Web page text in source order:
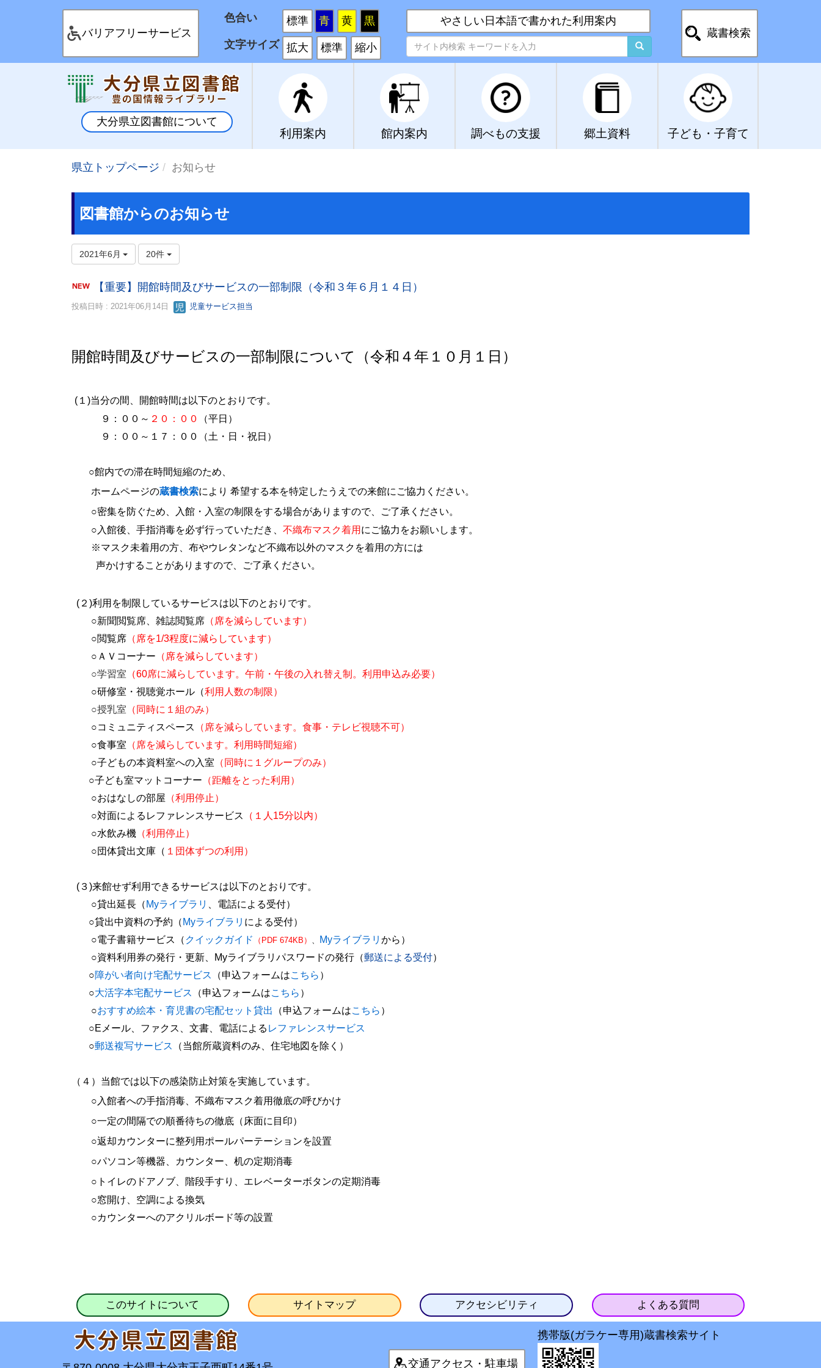
バリアフリーサービス
色合い 標準 青 黄
黒
文字サイズ 拡大 標準 縮小
やさしい日本語で書かれた利用案内
蔵書検索
大分県立図書館について
利用案内 館内案内 調べもの支援 郷土資料 子ども・子育て
県立トップページ お知らせ
図書館からのお知らせ
2021年6月 20件
【重要】開館時間及びサービスの一部制限（令和３年６月１４日）
投稿日時 : 2021年06月14日 児童サービス担当
開館時間及びサービスの一部制限について（令和４年１０月１日）
( １ )当分の間、
開館時間は以下のとおりです。
９：００～ ２０：００
（平日）
９：００～１７：００（土・日・祝日）
○館内での滞在時間短縮のため、
ホームページの蔵書検索により 希望する本を特定したうえでの来館にご協力ください。
○密集を防ぐため、入館・入室の制限をする場合がありますので、ご了承ください。
○入館後、手指消毒を必ず行っていただき、 不織布マスク着用 にご協力をお願いします。
※マスク未着用の方、布やウレタンなど不織布以外のマスクを着用の方には
声かけすることがありますので、ご了承ください。
(２ )利用を制限しているサービスは以下のとおりです。
○新聞閲覧席、雑誌閲覧席 （ 席を減らしています）
○閲覧席 （ 席を1/3程度に減らしています）
○ＡＶコーナー （ 席を減らしています）
○学習室 （60席に減らしています。午前・午後の入れ替え制。利用申込み必要）
○研修室・視聴覚ホール （利用人数の制限）
○授乳室 （同時に１組のみ）
○コミュニティスペース
（ 席を減らしています。食事・テレビ視聴不可）
○食事室 （ 席を減らしています。利用時間短縮）
○子どもの本資料室への入室 （同時に１グループのみ）
○子ども室マットコーナー （距離をとった利用）
○おはなしの部屋 （利用停止）
○対面によるレファレンスサービス
（１人15分以内）
○水飲み機 （利用停止）
○団体貸出文庫 （ １団体ずつの利用）
(３)来館せず利用できるサービスは以下のとおりです。
○貸出延長（ Myライブラリ
、電話による受付）
○貸出中資料の予約（ Myライブラリ による受付）
○電子書籍サービス（ クイックガイド （ PDF 674KB ） 、 Myライブラリ から）
○資料利用券の発行・更新、Myライブラリパスワードの発行（郵送による受付）
○障がい者向け宅配サービス （申込フォームはこちら ）
○大活字本宅配サービス （申込フォームはこちら ）
○おすすめ絵本・育児書の宅配セット貸出 （申込フォームはこちら ）
○E メール、ファクス、文書、電話による レファレンスサービス
○郵送複写サービス （当館所蔵資料のみ、住宅地図を除く）
（４）当館では以下の感染防止対策を実施しています。
○入館者への手指消毒、不織布マスク着用徹底の呼びかけ
○一定の間隔での順番待ちの徹底（床面に目印）
○返却カウンターに整列用ポールパーテーションを設置
○パソコン等機器、カウンター、机の定期消毒
○トイレのドアノブ、階段手すり、エレベーターボタンの定期消毒
○窓開け、空調による換気
○カウンターへのアクリルボード等の設置
このサイトについて サイトマップ アクセシビリティ よくある質問
交通アクセス・駐車場
携帯版(ガラケー専用)蔵書検索サイト